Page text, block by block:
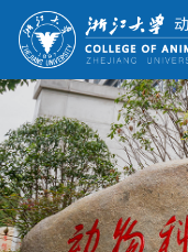
网站首页
院情总览
师资队伍
人才培养
科学研究